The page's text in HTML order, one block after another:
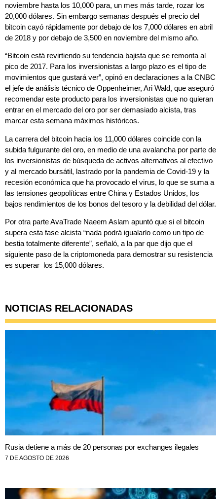
noviembre hasta los 10,000 para, un mes más tarde, rozar los
20,000 dólares. Sin embargo semanas después el precio del
bitcoin cayó rápidamente por debajo de los 7,000 dólares en abril
de 2018 y por debajo de 3,500 en noviembre del mismo año.
“Bitcoin está revirtiendo su tendencia bajista que se remonta al
pico de 2017. Para los inversionistas a largo plazo es el tipo de
movimientos que gustará ver”, opinó en declaraciones a la CNBC
el jefe de análisis técnico de Oppenheimer, Ari Wald, que aseguró
recomendar este producto para los inversionistas que no quieran
entrar en el mercado del oro por ser demasiado alcista, tras
marcar esta semana máximos históricos.
La carrera del bitcoin hacia los 11,000 dólares coincide con la
subida fulgurante del oro, en medio de una avalancha por parte de
los inversionistas de búsqueda de activos alternativos al efectivo
y al mercado bursátil, lastrado por la pandemia de Covid-19 y la
recesión económica que ha provocado el virus, lo que se suma a
las tensiones geopolíticas entre China y Estados Unidos, los
bajos rendimientos de los bonos del tesoro y la debilidad del dólar.
Por otra parte AvaTrade Naeem Aslam apuntó que si el bitcoin
supera esta fase alcista “nada podrá igualarlo como un tipo de
bestia totalmente diferente”, señaló, a la par que dijo que el
siguiente paso de la criptomoneda para demostrar su resistencia
es superar los 15,000 dólares.
NOTICIAS RELACIONADAS
Rusia detiene a más de 20 personas por exchanges ilegales
7 DE AGOSTO DE 2026